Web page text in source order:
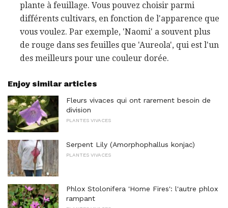
plante à feuillage. Vous pouvez choisir parmi
différents cultivars, en fonction de l'apparence que
vous voulez. Par exemple, 'Naomi' a souvent plus
de rouge dans ses feuilles que 'Aureola', qui est l'un
des meilleurs pour une couleur dorée.
Enjoy similar articles
Fleurs vivaces qui ont rarement besoin de
division
PLANTES VIVACES
Serpent Lily (Amorphophallus konjac)
PLANTES VIVACES
Phlox Stolonifera 'Home Fires': l'autre phlox
rampant